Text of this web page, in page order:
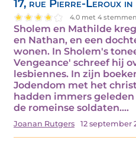
17, rue Pierre-Leroux
4.0 met 4 stemmen
Sholem en Mathilde
en Nathan, en een
wonen. In Sholem's
Vengeance' schreef hij
lesbiennes. In zijn
Jodendom met het
hadden immers
de romeinse soldaten.…
Joanan Rutgers 12 september